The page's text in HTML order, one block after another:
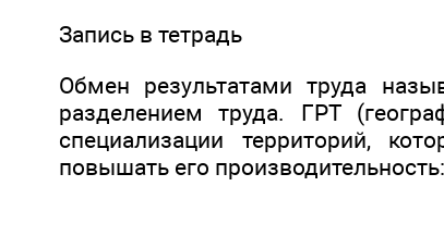
Запись в тетрадь
Обмен результатами труда
разделением труда. ГРТ
специализации территорий,
повышать его производительность: